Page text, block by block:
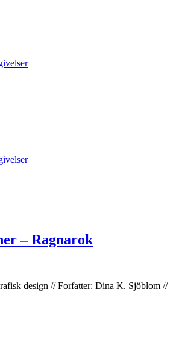
– Ragnarok
design // Forfatter: Dina K. Sjöblom //